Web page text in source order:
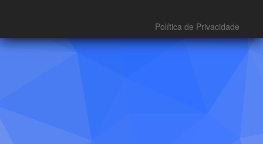
Política de Privacidade